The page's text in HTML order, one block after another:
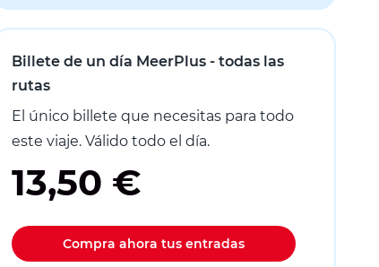
Billete de un día MeerPlus - todas las
rutas
El único billete que necesitas para todo
este viaje. Válido todo el día.
13,50 €
Compra ahora tus entradas